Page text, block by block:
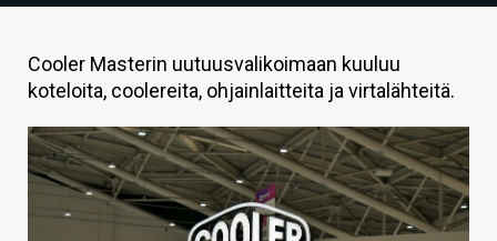
KAUPPA
VAIHDA TEEMA
Cooler Masterin uutuusvalikoimaan kuuluu
koteloita, coolereita, ohjainlaitteita ja virtalähteitä.